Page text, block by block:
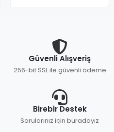
Güvenli Alışveriş
256-bit SSL ile güvenli ödeme
Birebir Destek
Sorularınız için buradayız